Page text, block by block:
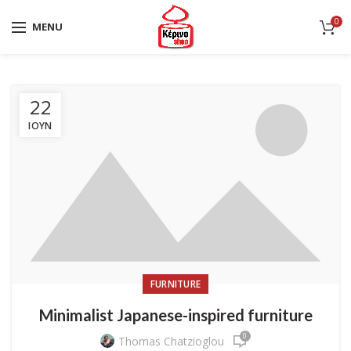
MENU 0
22
ΙΟΎΝ
FURNITURE
Minimalist Japanese-inspired furniture
Thomas Chatzioglou 0